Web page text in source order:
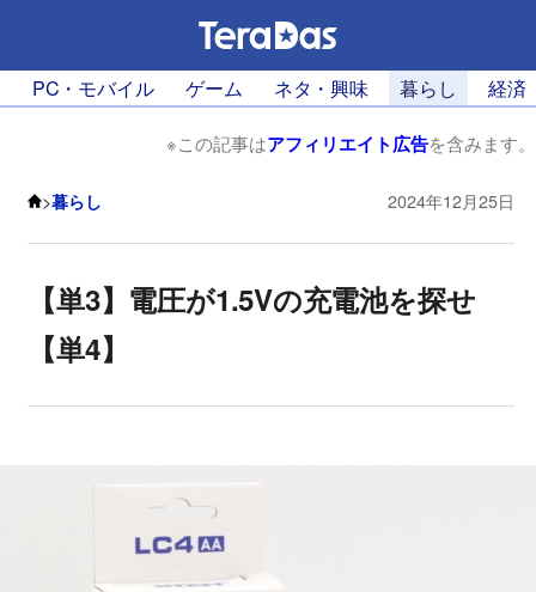
PC・モバイル ゲーム ネタ・興味 暮らし 経済
※この記事はアフィリエイト広告を含みます。
>暮らし 2024年12月25日
【単3】電圧が1.5Vの充電池を探せ
【単4】